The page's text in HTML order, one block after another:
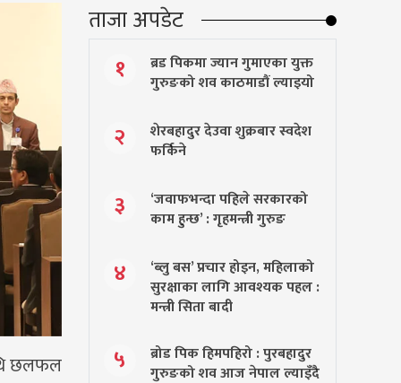
छलफल
ताजा अपडेट
१
ब्रड पिकमा ज्यान गुमाएका युक्त
गुरुङको शव काठमाडौं ल्याइयो
२
शेरबहादुर देउवा शुक्रबार स्वदेश
फर्किने
३
‘जवाफभन्दा पहिले सरकारको
काम हुन्छ’ : गृहमन्त्री गुरुङ
४
‘ब्लु बस’ प्रचार होइन, महिलाको
सुरक्षाका लागि आवश्यक पहल :
मन्त्री सिता बादी
५
ब्रोड पिक हिमपहिरो : पुरबहादुर
गुरुङको शव आज नेपाल ल्याइँदै